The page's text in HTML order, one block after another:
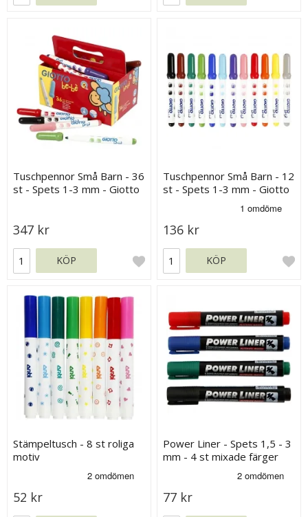
Tuschpennor Små Barn - 36
st - Spets 1-3 mm - Giotto
347 kr
KÖP
Tuschpennor Små Barn - 12
st - Spets 1-3 mm - Giotto
136 kr
KÖP
Stämpeltusch - 8 st roliga
motiv
52 kr
Power Liner - Spets 1,5 - 3
mm - 4 st mixade färger
77 kr